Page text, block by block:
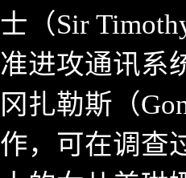
士（Sir
准进攻通讯系
冈扎勒斯（
作，可在调查